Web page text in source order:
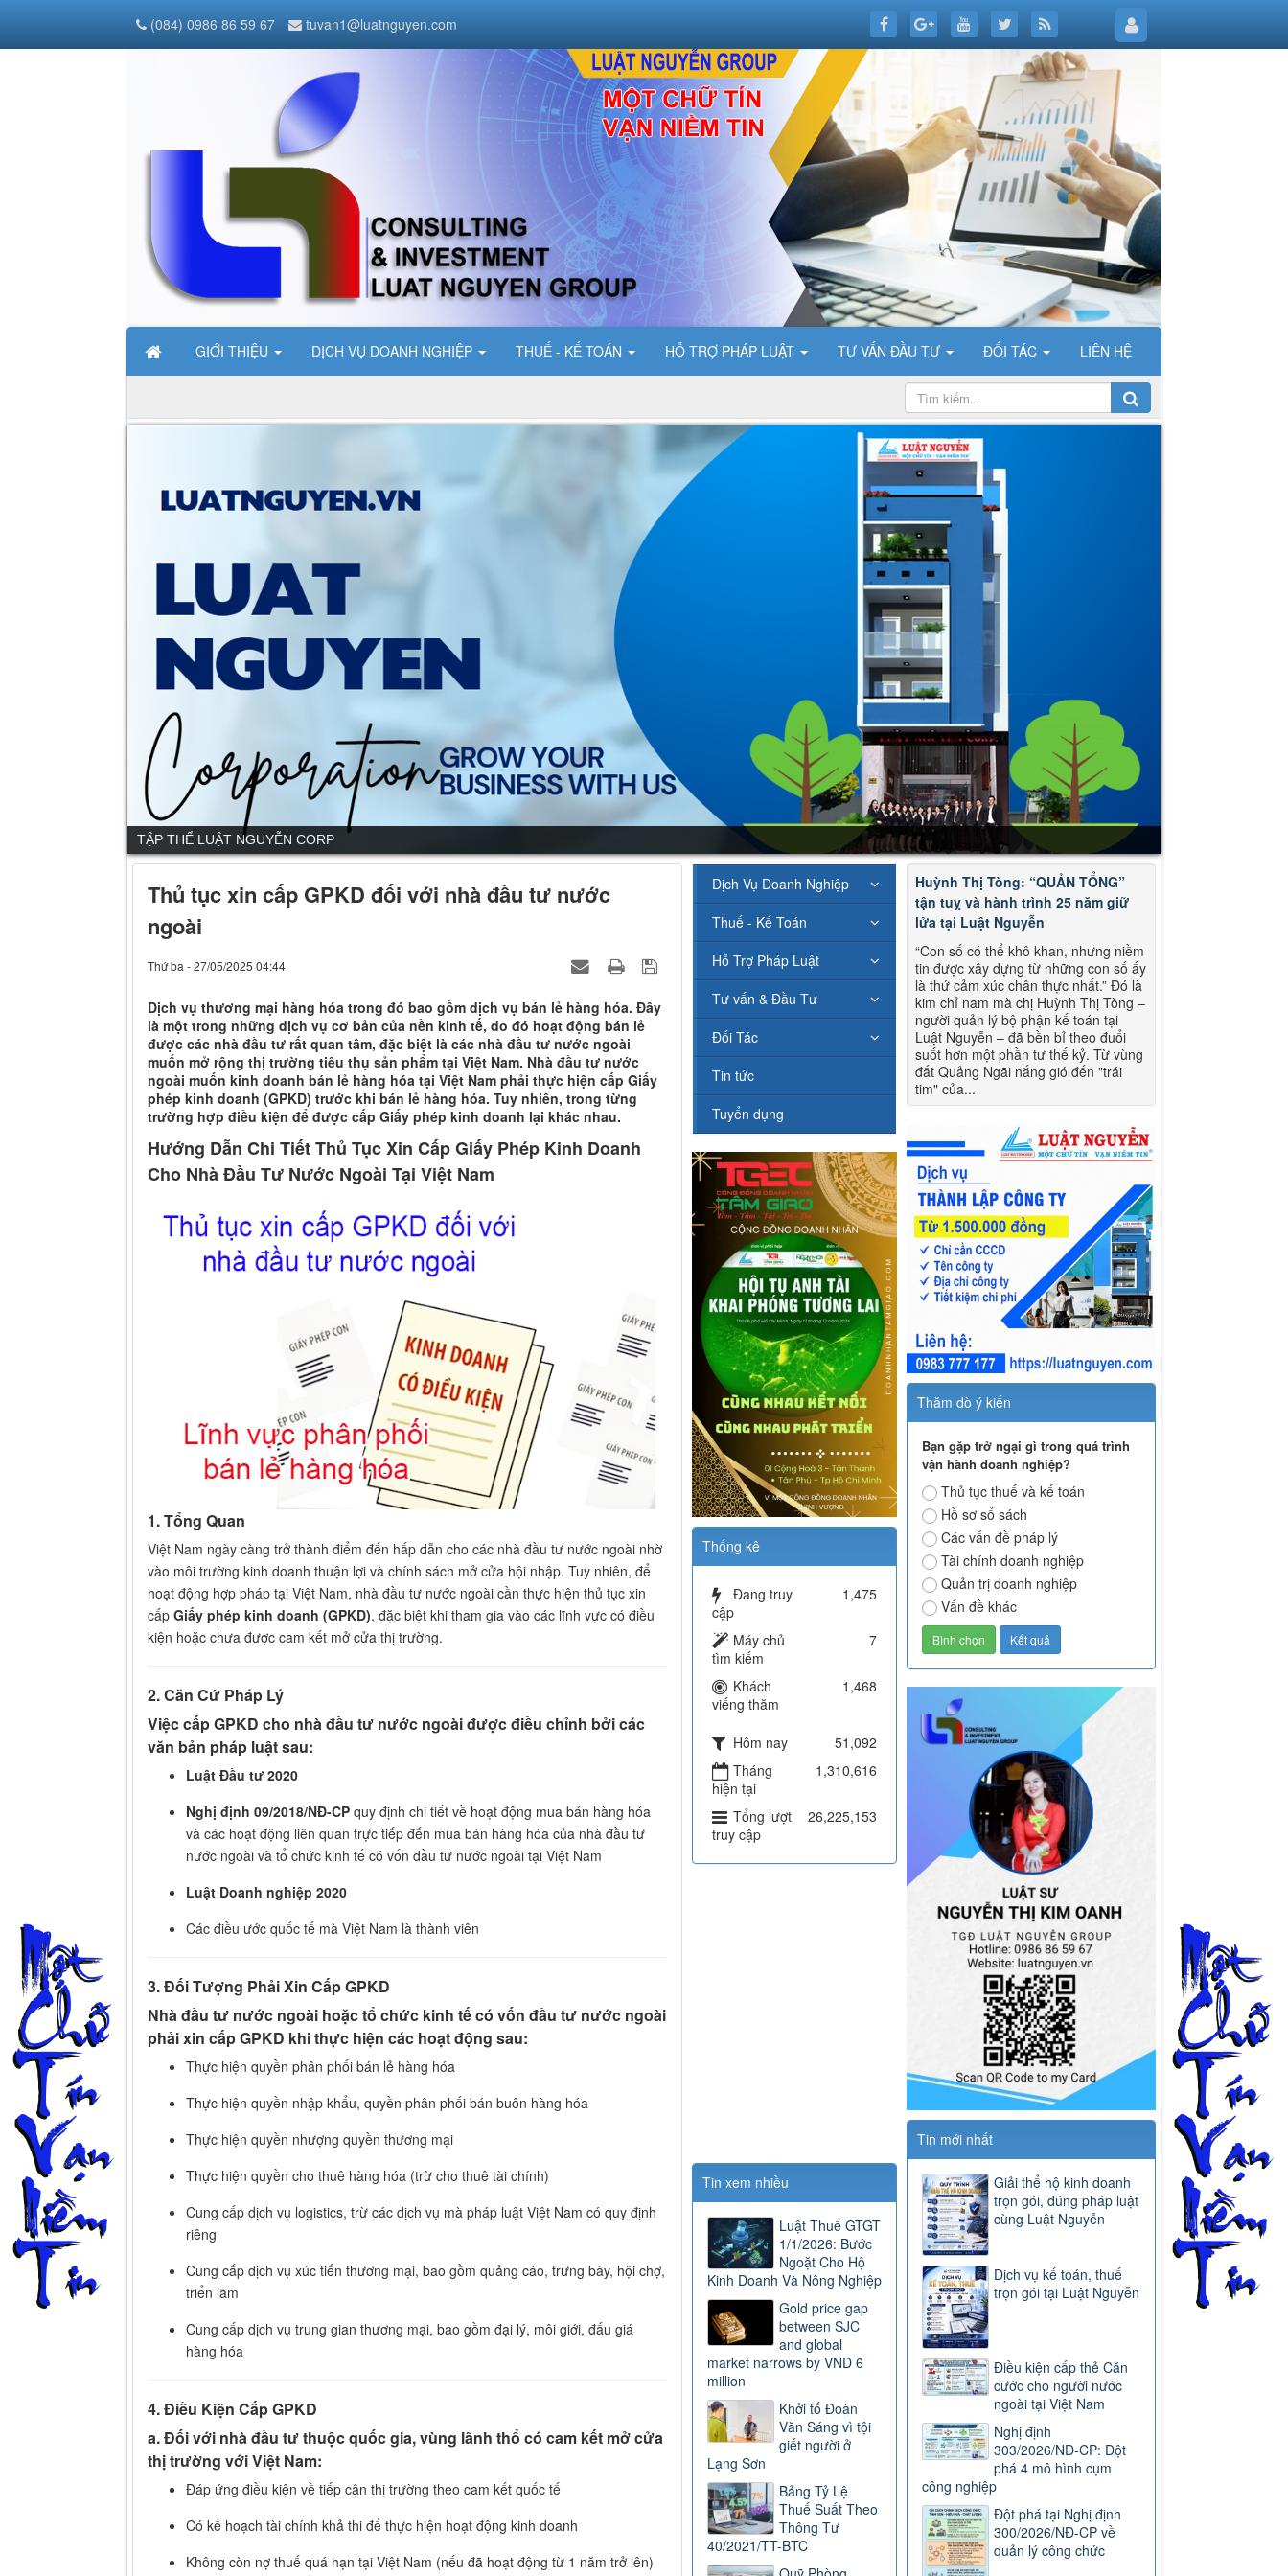
GIỚI THIỆU DỊCH VỤ DOANH NGHIỆP THUẾ - KẾ TOÁN HỖ TRỢ PHÁP LUẬT TƯ VẤN ĐẦU TƯ ĐỐI TÁC LIÊN HỆ
(084) 0986 86 59 67 tuvan1@luatnguyen.com
TẬP THỂ LUẬT NGUYỄN CORP
Thủ tục xin cấp GPKD đối với nhà đầu tư nước
ngoài
Thứ ba - 27/05/2025 04:44
Dịch vụ thương mại hàng hóa trong đó bao gồm dịch vụ bán lẻ hàng hóa. Đây
là một trong những dịch vụ cơ bản của nền kinh tế, do đó hoạt động bán lẻ
được các nhà đầu tư rất quan tâm, đặc biệt là các nhà đầu tư nước ngoài
muốn mở rộng thị trường tiêu thụ sản phẩm tại Việt Nam. Nhà đầu tư nước
ngoài muốn kinh doanh bán lẻ hàng hóa tại Việt Nam phải thực hiện cấp Giấy
phép kinh doanh (GPKD) trước khi bán lẻ hàng hóa. Tuy nhiên, trong từng
trường hợp điều kiện để được cấp Giấy phép kinh doanh lại khác nhau.
Hướng Dẫn Chi Tiết Thủ Tục Xin Cấp Giấy Phép Kinh Doanh
Cho Nhà Đầu Tư Nước Ngoài Tại Việt Nam
1. Tổng Quan
Việt Nam ngày càng trở thành điểm đến hấp dẫn cho các nhà đầu tư nước ngoài nhờ
vào môi trường kinh doanh thuận lợi và chính sách mở cửa hội nhập. Tuy nhiên, để
hoạt động hợp pháp tại Việt Nam, nhà đầu tư nước ngoài cần thực hiện thủ tục xin
cấp Giấy phép kinh doanh (GPKD), đặc biệt khi tham gia vào các lĩnh vực có điều
kiện hoặc chưa được cam kết mở cửa thị trường.
2. Căn Cứ Pháp Lý
Việc cấp GPKD cho nhà đầu tư nước ngoài được điều chỉnh bởi các
văn bản pháp luật sau:
Luật Đầu tư 2020
Nghị định 09/2018/NĐ-CP quy định chi tiết về hoạt động mua bán hàng hóa
và các hoạt động liên quan trực tiếp đến mua bán hàng hóa của nhà đầu tư
nước ngoài và tổ chức kinh tế có vốn đầu tư nước ngoài tại Việt Nam
Luật Doanh nghiệp 2020
Các điều ước quốc tế mà Việt Nam là thành viên
3. Đối Tượng Phải Xin Cấp GPKD
Nhà đầu tư nước ngoài hoặc tổ chức kinh tế có vốn đầu tư nước ngoài
phải xin cấp GPKD khi thực hiện các hoạt động sau:
Thực hiện quyền phân phối bán lẻ hàng hóa
Thực hiện quyền nhập khẩu, quyền phân phối bán buôn hàng hóa
Thực hiện quyền nhượng quyền thương mại
Thực hiện quyền cho thuê hàng hóa (trừ cho thuê tài chính)
Cung cấp dịch vụ logistics, trừ các dịch vụ mà pháp luật Việt Nam có quy định
riêng
Cung cấp dịch vụ xúc tiến thương mại, bao gồm quảng cáo, trưng bày, hội chợ,
triển lãm
Cung cấp dịch vụ trung gian thương mại, bao gồm đại lý, môi giới, đấu giá
hàng hóa
4. Điều Kiện Cấp GPKD
a. Đối với nhà đầu tư thuộc quốc gia, vùng lãnh thổ có cam kết mở cửa
thị trường với Việt Nam:
Đáp ứng điều kiện về tiếp cận thị trường theo cam kết quốc tế
Có kế hoạch tài chính khả thi để thực hiện hoạt động kinh doanh
Không còn nợ thuế quá hạn tại Việt Nam (nếu đã hoạt động từ 1 năm trở lên)
Huỳnh Thị Tòng: “QUẢN TỔNG”
tận tuỵ và hành trình 25 năm giữ
lửa tại Luật Nguyễn
“Con số có thể khô khan, nhưng niềm
tin được xây dựng từ những con số ấy
là thứ cảm xúc chân thực nhất.” Đó là
kim chỉ nam mà chị Huỳnh Thị Tòng –
người quản lý bộ phận kế toán tại
Luật Nguyễn – đã bền bỉ theo đuổi
suốt hơn một phần tư thế kỷ. Từ vùng
đất Quảng Ngãi nắng gió đến "trái
tim" của...
Thăm dò ý kiến
Bạn gặp trở ngại gì trong quá trình
vận hành doanh nghiệp?
Thủ tục thuế và kế toán
Hồ sơ sổ sách
Các vấn đề pháp lý
Tài chính doanh nghiệp
Quản trị doanh nghiệp
Vấn đề khác
Tin mới nhất
Giải thể hộ kinh doanh
trọn gói, đúng pháp luật
cùng Luật Nguyễn
Dịch vụ kế toán, thuế
trọn gói tại Luật Nguyễn
Điều kiện cấp thẻ Căn
cước cho người nước
ngoài tại Việt Nam
Nghị định
303/2026/NĐ-CP: Đột
phá 4 mô hình cụm
công nghiệp
Đột phá tại Nghị định
300/2026/NĐ-CP về
quản lý công chức
Dịch Vụ Doanh Nghiệp
Thuế - Kế Toán
Hỗ Trợ Pháp Luật
Tư vấn & Đầu Tư
Đối Tác
Tin tức
Tuyển dụng
Thống kê
Đang truy
cập
1,475
Máy chủ
tìm kiếm
7
Khách
viếng thăm
1,468
Hôm nay
51,092
Tháng
hiện tại
1,310,616
Tổng lượt
truy cập
26,225,153
Tin xem nhiều
Luật Thuế GTGT
1/1/2026: Bước
Ngoặt Cho Hộ
Kinh Doanh Và Nông Nghiệp
Gold price gap
between SJC
and global
market narrows by VND 6
million
Khởi tố Đoàn
Văn Sáng vì tội
giết người ở
Lạng Sơn
Bảng Tỷ Lệ
Thuế Suất Theo
Thông Tư
40/2021/TT-BTC